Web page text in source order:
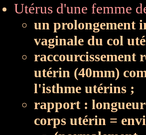
Utérus d'une femme
un prolongement
vaginale du col
raccourcissement
utérin (40mm)
l'isthme utérins ;
rapport :
corps utérin =